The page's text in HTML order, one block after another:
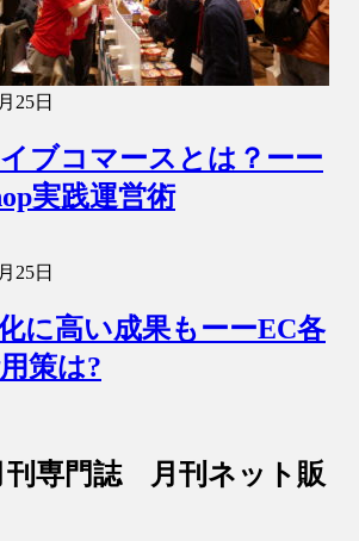
25日
ブコマースとは？ーー
実践運営術
25日
に高い成果もーーEC各
策は?
刊専門誌 月刊ネット販